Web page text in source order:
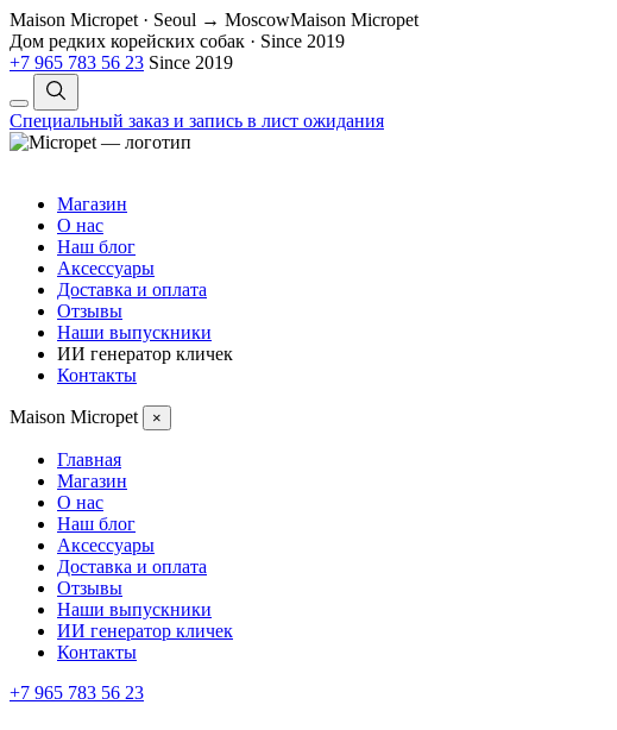
Maison Micropet · Seoul → MoscowMaison Micropet
Дом редких корейских собак · Since 2019
+7 965 783 56 23 Since 2019
Специальный заказ и запись в лист ожидания
Магазин
О нас
Наш блог
Аксессуары
Доставка и оплата
Отзывы
Наши выпускники
ИИ генератор кличек
Контакты
Maison Micropet ×
Главная
Магазин
О нас
Наш блог
Аксессуары
Доставка и оплата
Отзывы
Наши выпускники
ИИ генератор кличек
Контакты
+7 965 783 56 23